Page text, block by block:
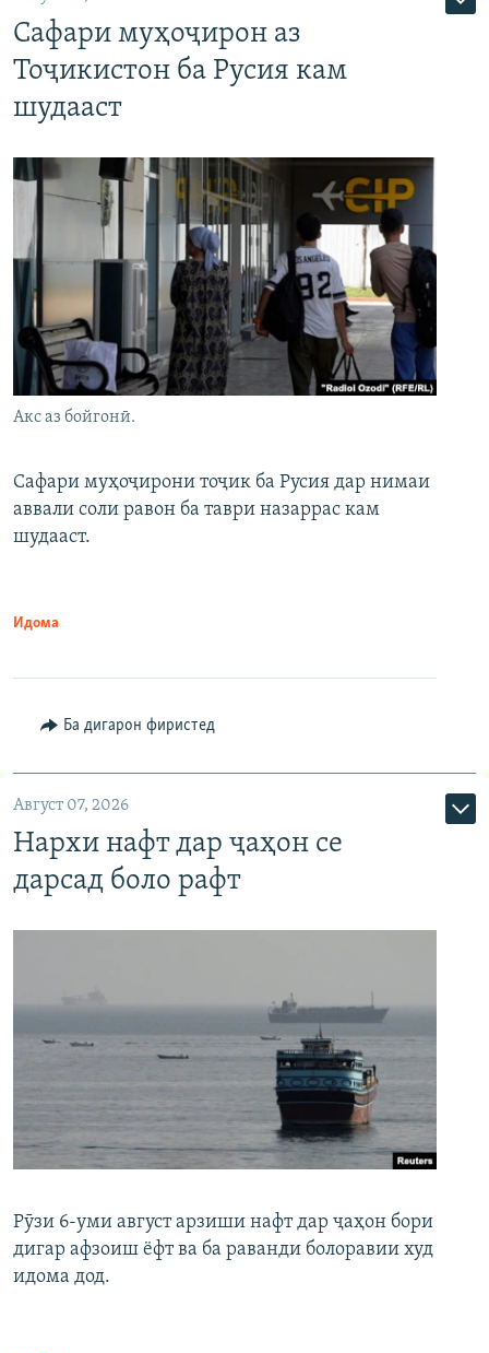
Сафари муҳоҷирон аз
Тоҷикистон ба Русия кам
шудааст
Акс аз бойгонӣ.
Сафари муҳоҷирони тоҷик ба Русия дар нимаи
аввали соли равон ба таври назаррас кам
шудааст.
Идома
Ба дигарон фиристед
Август 07, 2026
Нархи нафт дар ҷаҳон се
дарсад боло рафт
Рӯзи 6-уми август арзиши нафт дар ҷаҳон бори
дигар афзоиш ёфт ва ба раванди болоравии худ
идома дод.